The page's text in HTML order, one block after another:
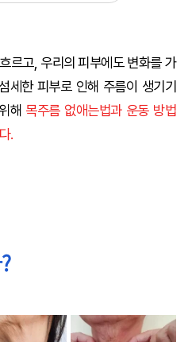
르고, 우리의 피부에도 변화를 가
세한 피부로 인해 주름이 생기기
해 목주름 없애는법과 운동 방법
.